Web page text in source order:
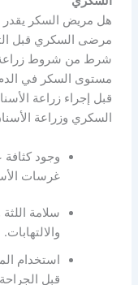
هل مريض السكر يقدر
مرضى السكري قبل
شرط من شروط زراعة
مستوى السكر في
قبل إجراء زراعة
السكري وزراعة
وجود
غرسات
سلامة
والالتهابات.
استخدام
قبل